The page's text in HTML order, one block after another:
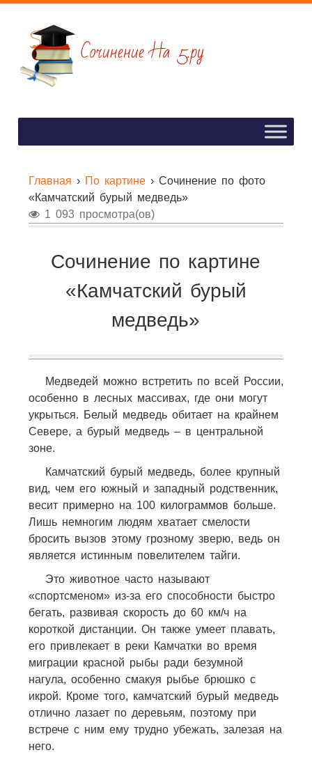
Главная › По картине› Сочинение по фото
«Камчатский бурый медведь»
1 093 просмотра(ов)
Сочинение по картине
«Камчатский бурый
медведь»
Медведей можно встретить по всей России,
особенно в лесных массивах, где они могут
укрыться. Белый медведь обитает на крайнем
Севере, а бурый медведь – в центральной
зоне.
Камчатский бурый медведь, более крупный
вид, чем его южный и западный родственник,
весит примерно на 100 килограммов больше.
Лишь немногим людям хватает смелости
бросить вызов этому грозному зверю, ведь он
является истинным повелителем тайги.
Это животное часто называют
«спортсменом» из-за его способности быстро
бегать, развивая скорость до 60 км/ч на
короткой дистанции. Он также умеет плавать,
его привлекает в реки Камчатки во время
миграции красной рыбы ради безумной
нагула, особенно смакуя рыбье брюшко с
икрой. Кроме того, камчатский бурый медведь
отлично лазает по деревьям, поэтому при
встрече с ним ему трудно убежать, залезая на
него.